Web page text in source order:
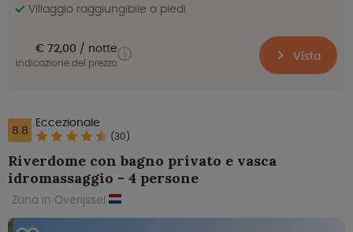
Villaggio raggiungibile a piedi
€ 72,00 notte
indicazione del prezzo Vista
8.8 Eccezionale
(30)
Riverdome con bagno privato e vasca
idromassaggio - 4 persone
Zuna in Overijssel